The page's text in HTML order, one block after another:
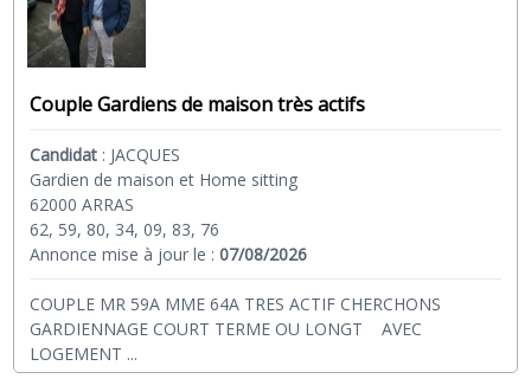
Couple Gardiens de maison très actifs
Candidat : JACQUES
Gardien de maison et Home sitting
62000 ARRAS
62, 59, 80, 34, 09, 83, 76
Annonce mise à jour le :07/08/2026
COUPLE MR 59A MME 64A TRES ACTIF CHERCHONS
GARDIENNAGE COURT TERME OU LONGT AVEC
LOGEMENT ...